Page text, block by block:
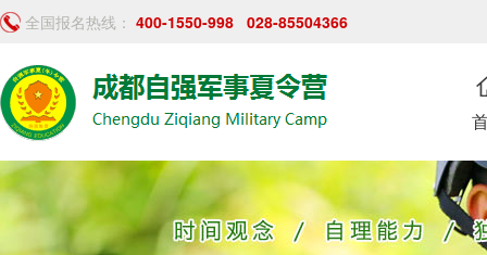
全国报名热线： 400-1550-998 028-85504366